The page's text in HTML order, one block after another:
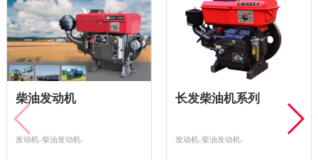
柴油发动机
发动机-柴油发动机-
长发柴油机系列
发动机-柴油发动机-